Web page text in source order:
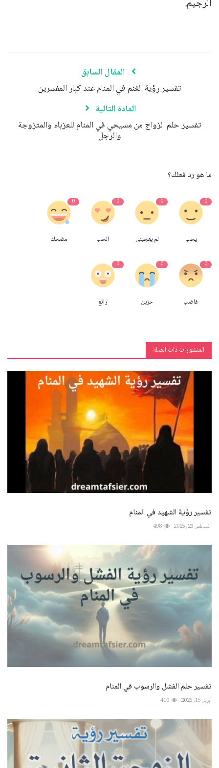
المقال السابق
تفسير رؤية الغنم في المنام عند كبار المفسرين
المادة التالية
تفسير حلم الزواج من مسيحي في المنام للعزباء والمتزوجة
والرجل
ما هو رد فعلك؟
0
يحب
0
لم يعجبنى
0
الحب
0
مضحك
0
غاضب
0
حزين
0
رائع
المنشورات ذات الصلة
تفسير رؤية الشهيد في المنام
أغسطس 23, 2025 498
تفسير حلم الفشل والرسوب في المنام
أبريل 15, 2025 410